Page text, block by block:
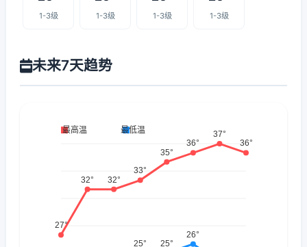
1-3级 1-3级 1-3级 1-3级
未来7天趋势